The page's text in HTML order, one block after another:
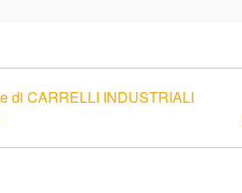
di CARRELLI INDUSTRIALI